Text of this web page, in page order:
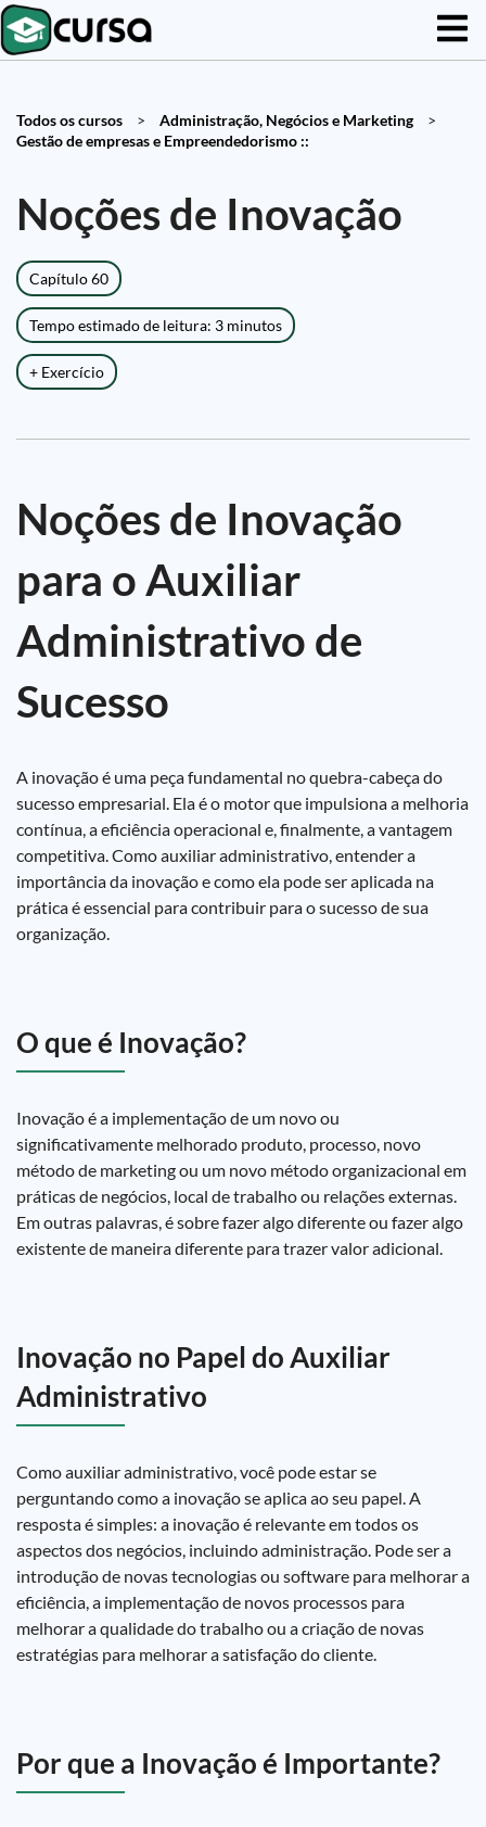
Todos os cursos > Administração, Negócios e Marketing
>
Gestão de empresas e Empreendedorismo ::
Noções de Inovação
Capítulo 60
Tempo estimado de leitura: 3 minutos
+ Exercício
Noções de Inovação
para o Auxiliar
Administrativo de
Sucesso
A inovação é uma peça fundamental no quebra-cabeça do
sucesso empresarial. Ela é o motor que impulsiona a melhoria
contínua, a eficiência operacional e, finalmente, a vantagem
competitiva. Como auxiliar administrativo, entender a
importância da inovação e como ela pode ser aplicada na
prática é essencial para contribuir para o sucesso de sua
organização.
O que é Inovação?
Inovação é a implementação de um novo ou
significativamente melhorado produto, processo, novo
método de marketing ou um novo método organizacional em
práticas de negócios, local de trabalho ou relações externas.
Em outras palavras, é sobre fazer algo diferente ou fazer algo
existente de maneira diferente para trazer valor adicional.
Inovação no Papel do Auxiliar
Administrativo
Como auxiliar administrativo, você pode estar se
perguntando como a inovação se aplica ao seu papel. A
resposta é simples: a inovação é relevante em todos os
aspectos dos negócios, incluindo administração. Pode ser a
introdução de novas tecnologias ou software para melhorar a
eficiência, a implementação de novos processos para
melhorar a qualidade do trabalho ou a criação de novas
estratégias para melhorar a satisfação do cliente.
Por que a Inovação é Importante?